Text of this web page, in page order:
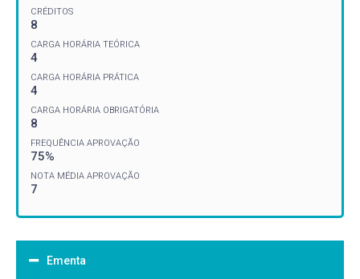
CRÉDITOS
8
CARGA HORÁRIA TEÓRICA
4
CARGA HORÁRIA PRÁTICA
4
CARGA HORÁRIA OBRIGATÓRIA
8
FREQUÊNCIA APROVAÇÃO
75%
NOTA MÉDIA APROVAÇÃO
7
Ementa